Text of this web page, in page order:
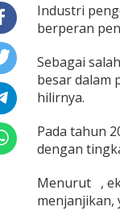
Industri
berperan
Sebagai
besar dalam
hilirnya.
Pada tahun
dengan
Menurut ,
menjanjikan,